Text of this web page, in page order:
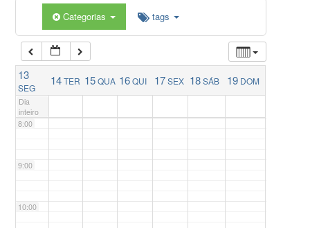
Categorias tags
13
SEG
14TER 15QUA 16QUI 17SEX 18SÁB 19 DOM
Dia
inteiro
6:00
7:00
8:00
9:00
10:00